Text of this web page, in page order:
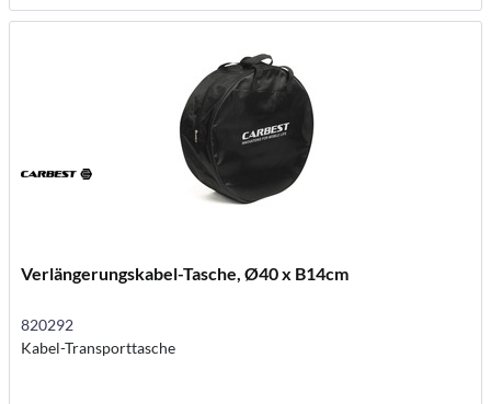
Verlängerungskabel-Tasche, Ø40 x B14cm
820292
Kabel-Transporttasche